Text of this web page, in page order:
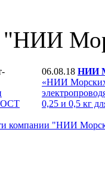
06.08.18 НИИ
«НИИ Морских
0,25 и 0,5 кг
компaнии "НИИ